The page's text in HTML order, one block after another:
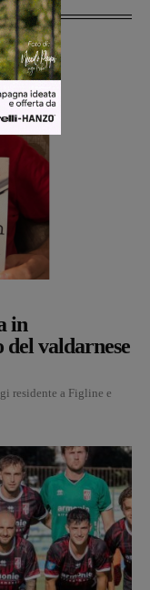
in
valdarnese
residente a Figline e